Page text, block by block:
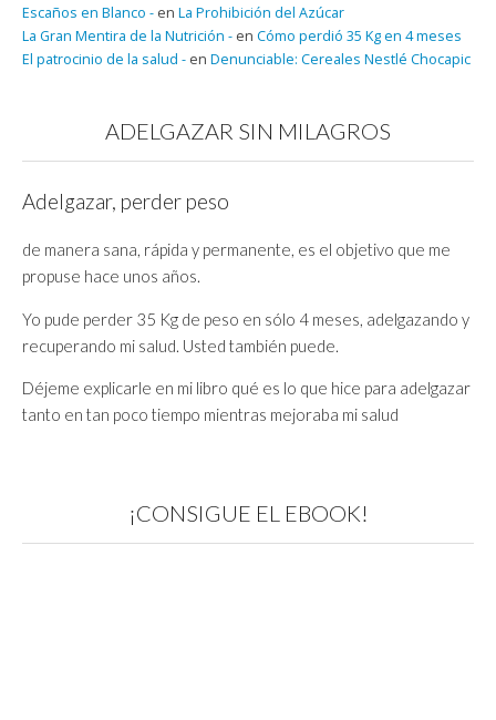
Escaños en Blanco - en La Prohibición del Azúcar
La Gran Mentira de la Nutrición - en Cómo perdió 35 Kg en 4 meses
El patrocinio de la salud - en Denunciable: Cereales Nestlé Chocapic
ADELGAZAR SIN MILAGROS
Adelgazar, perder peso
de manera sana, rápida y permanente, es el objetivo que me
propuse hace unos años.
Yo pude perder 35 Kg de peso en sólo 4 meses, adelgazando y
recuperando mi salud. Usted también puede.
Déjeme explicarle en mi libro qué es lo que hice para adelgazar
tanto en tan poco tiempo mientras mejoraba mi salud
¡CONSIGUE EL EBOOK!